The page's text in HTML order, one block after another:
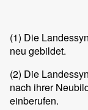
(1) Die
neu gebildet.
(2) Die
nach ihrer
einberufen.